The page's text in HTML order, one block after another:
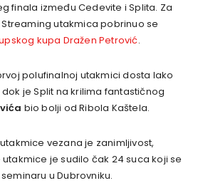
finala između Cedevite i Splita. Za
Streaming utakmica pobrinuo se
kupa Dražen Petrović.
polufinalnoj utakmici dosta lako
je Split na krilima fantastičnog
bio bolji od Ribola Kaštela.
vezana je zanimljivost,
je sudilo čak 24 suca koji se
u Dubrovniku.